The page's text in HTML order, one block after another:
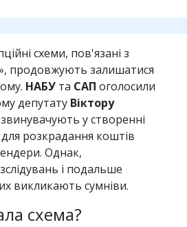
схеми, пов'язані з
продовжують залишатися
НАБУ та САП оголосили
депутату Віктору
у створенні
розкрадання коштів
Однак,
і подальше
викликають сумніви.
схема?